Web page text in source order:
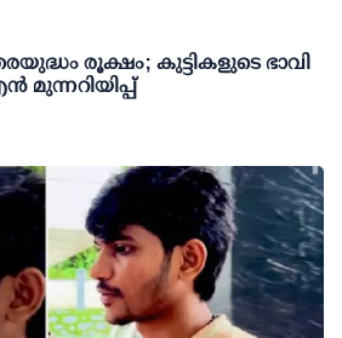
രൂക്ഷം; കുട്ടികളുടെ ഭാവി